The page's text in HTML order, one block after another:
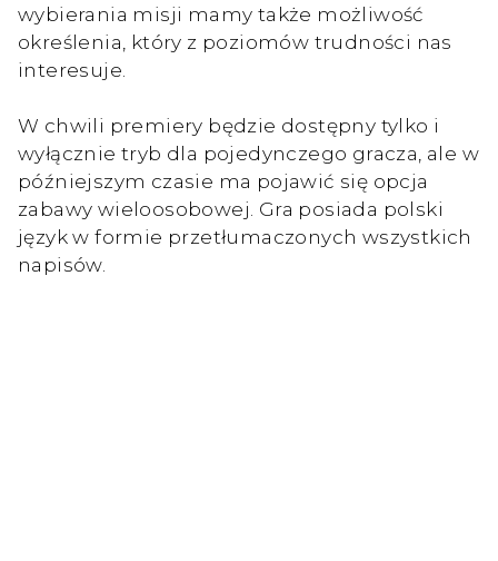
wybierania misji mamy także możliwość
określenia, który z poziomów trudności nas
interesuje.
W chwili premiery będzie dostępny tylko i
wyłącznie tryb dla pojedynczego gracza, ale w
późniejszym czasie ma pojawić się opcja
zabawy wieloosobowej. Gra posiada polski
język w formie przetłumaczonych wszystkich
napisów.